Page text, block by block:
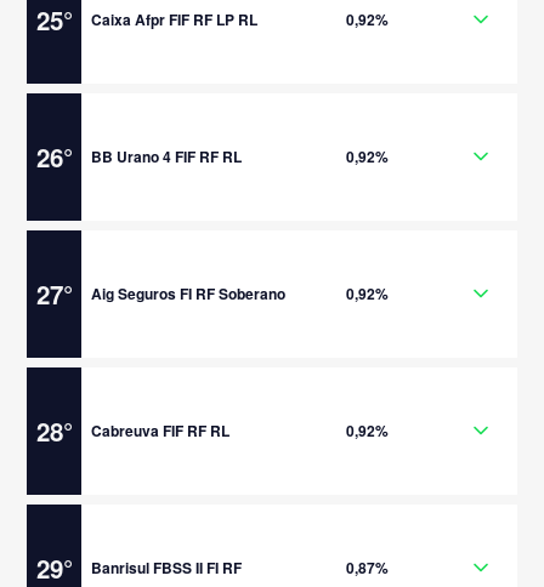
25° Caixa Afpr FIF RF LP RL 0,92%
26° BB Urano 4 FIF RF RL 0,92%
27° Aig Seguros FI RF Soberano 0,92%
28° Cabreuva FIF RF RL 0,92%
29° Banrisul FBSS II FI RF 0,87%